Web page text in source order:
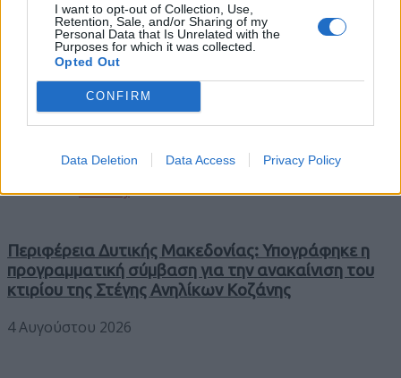
I want to opt-out of Collection, Use,
Retention, Sale, and/or Sharing of my
Personal Data that Is Unrelated with the
Purposes for which it was collected.
Opted Out
CONFIRM
Data Deletion Data Access Privacy Policy
Υγεία
Sexuality
Trending
Comments
Περιφέρεια Δυτικής Μακεδονίας: Υπογράφηκε η
προγραμματική σύμβαση για την ανακαίνιση του
κτιρίου της Στέγης Ανηλίκων Κοζάνης
4 Αυγούστου 2026